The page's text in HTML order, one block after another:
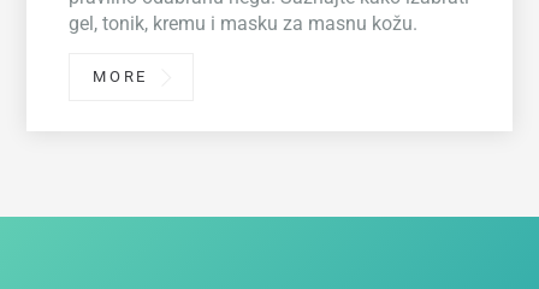
gel, tonik, kremu i masku za masnu kožu.
MORE